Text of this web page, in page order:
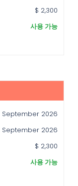
$ 2,300
사용 가능
September 2026
September 2026
$ 2,300
사용 가능